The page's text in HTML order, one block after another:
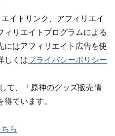
イトリンク、アフィリエイ
ィリエイトプログラムによる
にはアフィリエイト広告を使
しくはプライバシーポリシー
て、「原神のグッズ販売情
ています。
ら